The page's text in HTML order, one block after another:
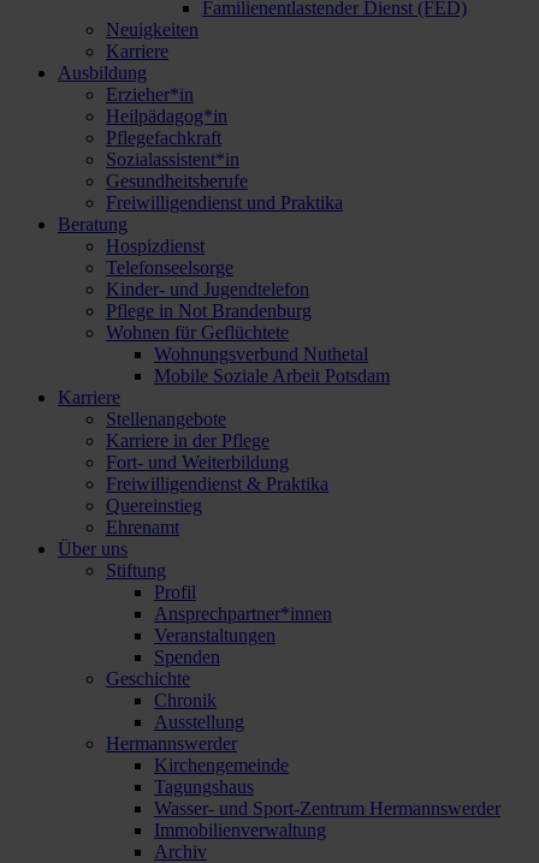
Familienentlastender Dienst (FED)
Neuigkeiten
Karriere
Ausbildung
Erzieher*in
Heilpädagog*in
Pflegefachkraft
Sozialassistent*in
Gesundheitsberufe
Freiwilligendienst und Praktika
Beratung
Hospizdienst
Telefonseelsorge
Kinder- und Jugendtelefon
Pflege in Not Brandenburg
Wohnen für Geflüchtete
Wohnungsverbund Nuthetal
Mobile Soziale Arbeit Potsdam
Karriere
Stellenangebote
Karriere in der Pflege
Fort- und Weiterbildung
Freiwilligendienst & Praktika
Quereinstieg
Ehrenamt
Über uns
Stiftung
Profil
Ansprechpartner*innen
Veranstaltungen
Spenden
Geschichte
Chronik
Ausstellung
Hermannswerder
Kirchengemeinde
Tagungshaus
Wasser- und Sport-Zentrum Hermannswerder
Immobilienverwaltung
Archiv